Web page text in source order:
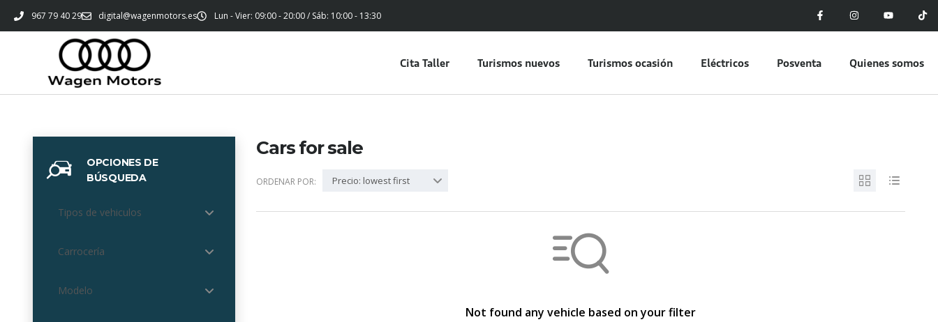
967 79 40 29 digital@wagenmotors.es Lun - Vier: 09:00 - 20:00 / Sáb: 10:00 - 13:30
Cita Taller Turismos nuevos Turismos ocasión Eléctricos Posventa Quienes somos
OPCIONES DE
BÚSQUEDA
Tipos de vehiculos
Carrocería
Modelo
Cars for sale
ORDENAR POR: Precio: lowest first
Not found any vehicle based on your filter